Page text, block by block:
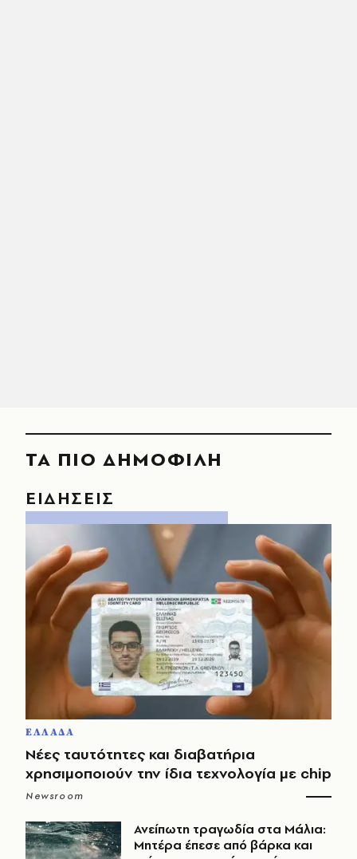
ΤΑ ΠΙΟ ΔΗΜΟΦΙΛΗ
ΕΙΔΗΣΕΙΣ
ΕΛΛΑΔΑ
Νέες ταυτότητες και διαβατήρια
χρησιμοποιούν την ίδια τεχνολογία με chip
Newsroom
Ανείπωτη τραγωδία στα Μάλια:
Μητέρα έπεσε από βάρκα και